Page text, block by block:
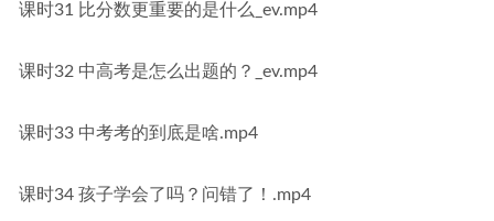
课时31 比分数更重要的是什么_ev.mp4
课时32 中高考是怎么出题的？_ev.mp4
课时33 中考考的到底是啥.mp4
课时34 孩子学会了吗？问错了！.mp4